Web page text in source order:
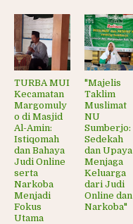
TURBA MUI
Kecamatan
Margomuly
o di Masjid
Al-Amin:
Istiqomah
dan Bahaya
Judi Online
serta
Narkoba
Menjadi
Fokus
Utama
"Majelis
Taklim
Muslimat
NU
Sumberjo:
Sedekah
dan Upaya
Menjaga
Keluarga
dari Judi
Online dan
Narkoba"